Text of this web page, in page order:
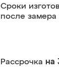
Сроки
после замера
Рассрочка на